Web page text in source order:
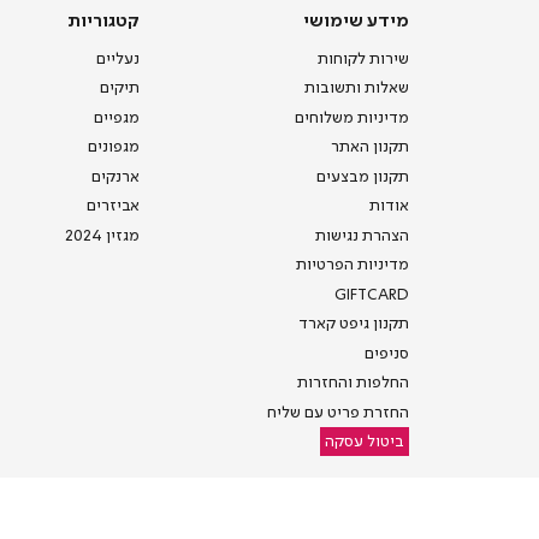
מידע
מידע שימושי
שירות לקוחות
שאלות ותשובות
מדיניות משלוחים
תקנון האתר
תקנון מבצעים
אודות
הצהרת נגישות
מדיניות הפרטיות
GIFTCARD
תקנון גיפט קארד
סניפים
החלפות והחזרות
החזרת פריט עם שליח
ביטול עסקה
קטגוריות
קטגוריות
נעליים
תיקים
מגפיים
מגפונים
ארנקים
אביזרים
מגזין 2024